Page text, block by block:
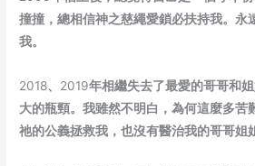
撞撞，總相信神之慈繩愛鎖必扶持我。永
我。
2018、 2019年相繼失去了最愛的哥哥和
大的瓶頸。我雖然不明白，為何這麼多苦
祂的公義拯救我，也沒有醫治我的哥哥姐